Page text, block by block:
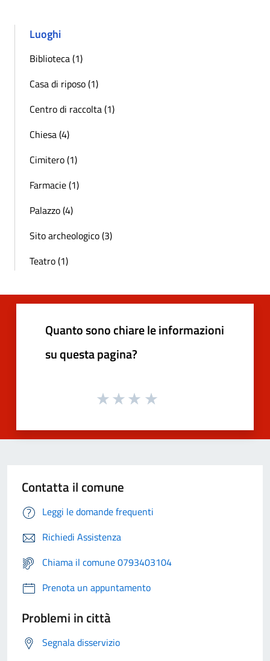
Luoghi
Biblioteca (1)
Casa di riposo (1)
Centro di raccolta (1)
Chiesa (4)
Cimitero (1)
Farmacie (1)
Palazzo (4)
Sito archeologico (3)
Teatro (1)
Quanto sono chiare le informazioni
su questa pagina?
Contatta il comune
Leggi le domande frequenti
Richiedi Assistenza
Chiama il comune 0793403104
Prenota un appuntamento
Problemi in città
Segnala disservizio